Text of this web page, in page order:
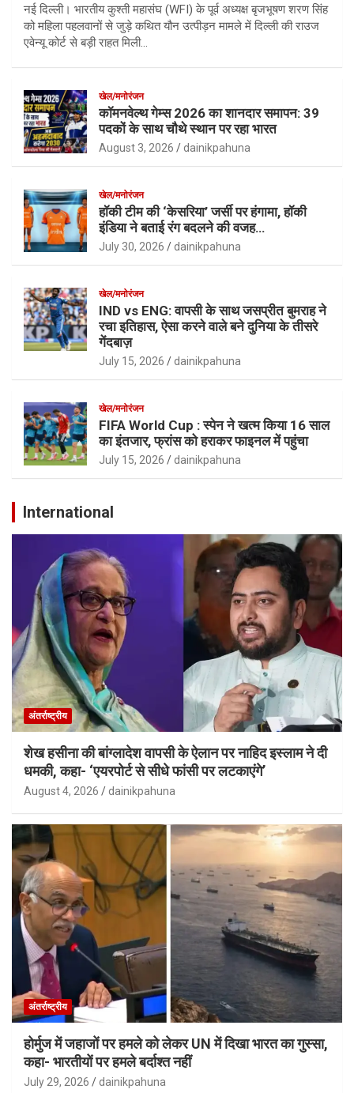
नई दिल्ली। भारतीय कुश्ती महासंघ (WFI) के पूर्व अध्यक्ष बृजभूषण शरण सिंह
को महिला पहलवानों से जुड़े कथित यौन उत्पीड़न मामले में दिल्ली की राउज
एवेन्यू कोर्ट से बड़ी राहत मिली…
खेल/मनोरंजन
कॉमनवेल्थ गेम्स 2026 का शानदार समापन: 39
पदकों के साथ चौथे स्थान पर रहा भारत
August 3, 2026 dainikpahuna
खेल/मनोरंजन
हॉकी टीम की ‘केसरिया’ जर्सी पर हंगामा, हॉकी
इंडिया ने बताई रंग बदलने की वजह…
July 30, 2026 dainikpahuna
खेल/मनोरंजन
IND vs ENG: वापसी के साथ जसप्रीत बुमराह ने
रचा इतिहास, ऐसा करने वाले बने दुनिया के तीसरे
गेंदबाज़
July 15, 2026 dainikpahuna
खेल/मनोरंजन
FIFA World Cup : स्पेन ने खत्म किया 16 साल
का इंतजार, फ्रांस को हराकर फाइनल में पहुंचा
July 15, 2026 dainikpahuna
International
अंतर्राष्ट्रीय
शेख हसीना की बांग्लादेश वापसी के ऐलान पर नाहिद इस्लाम ने दी
धमकी, कहा- ‘एयरपोर्ट से सीधे फांसी पर लटकाएंगे’
August 4, 2026 dainikpahuna
अंतर्राष्ट्रीय
होर्मुज में जहाजों पर हमले को लेकर UN में दिखा भारत का गुस्सा,
कहा- भारतीयों पर हमले बर्दाश्त नहीं
July 29, 2026 dainikpahuna